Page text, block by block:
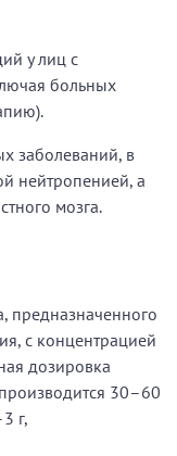
у лиц с
больных
заболеваний, в
нейтропенией, а
мозга.
предназначенного
с концентрацией
дозировка
30–60
г,